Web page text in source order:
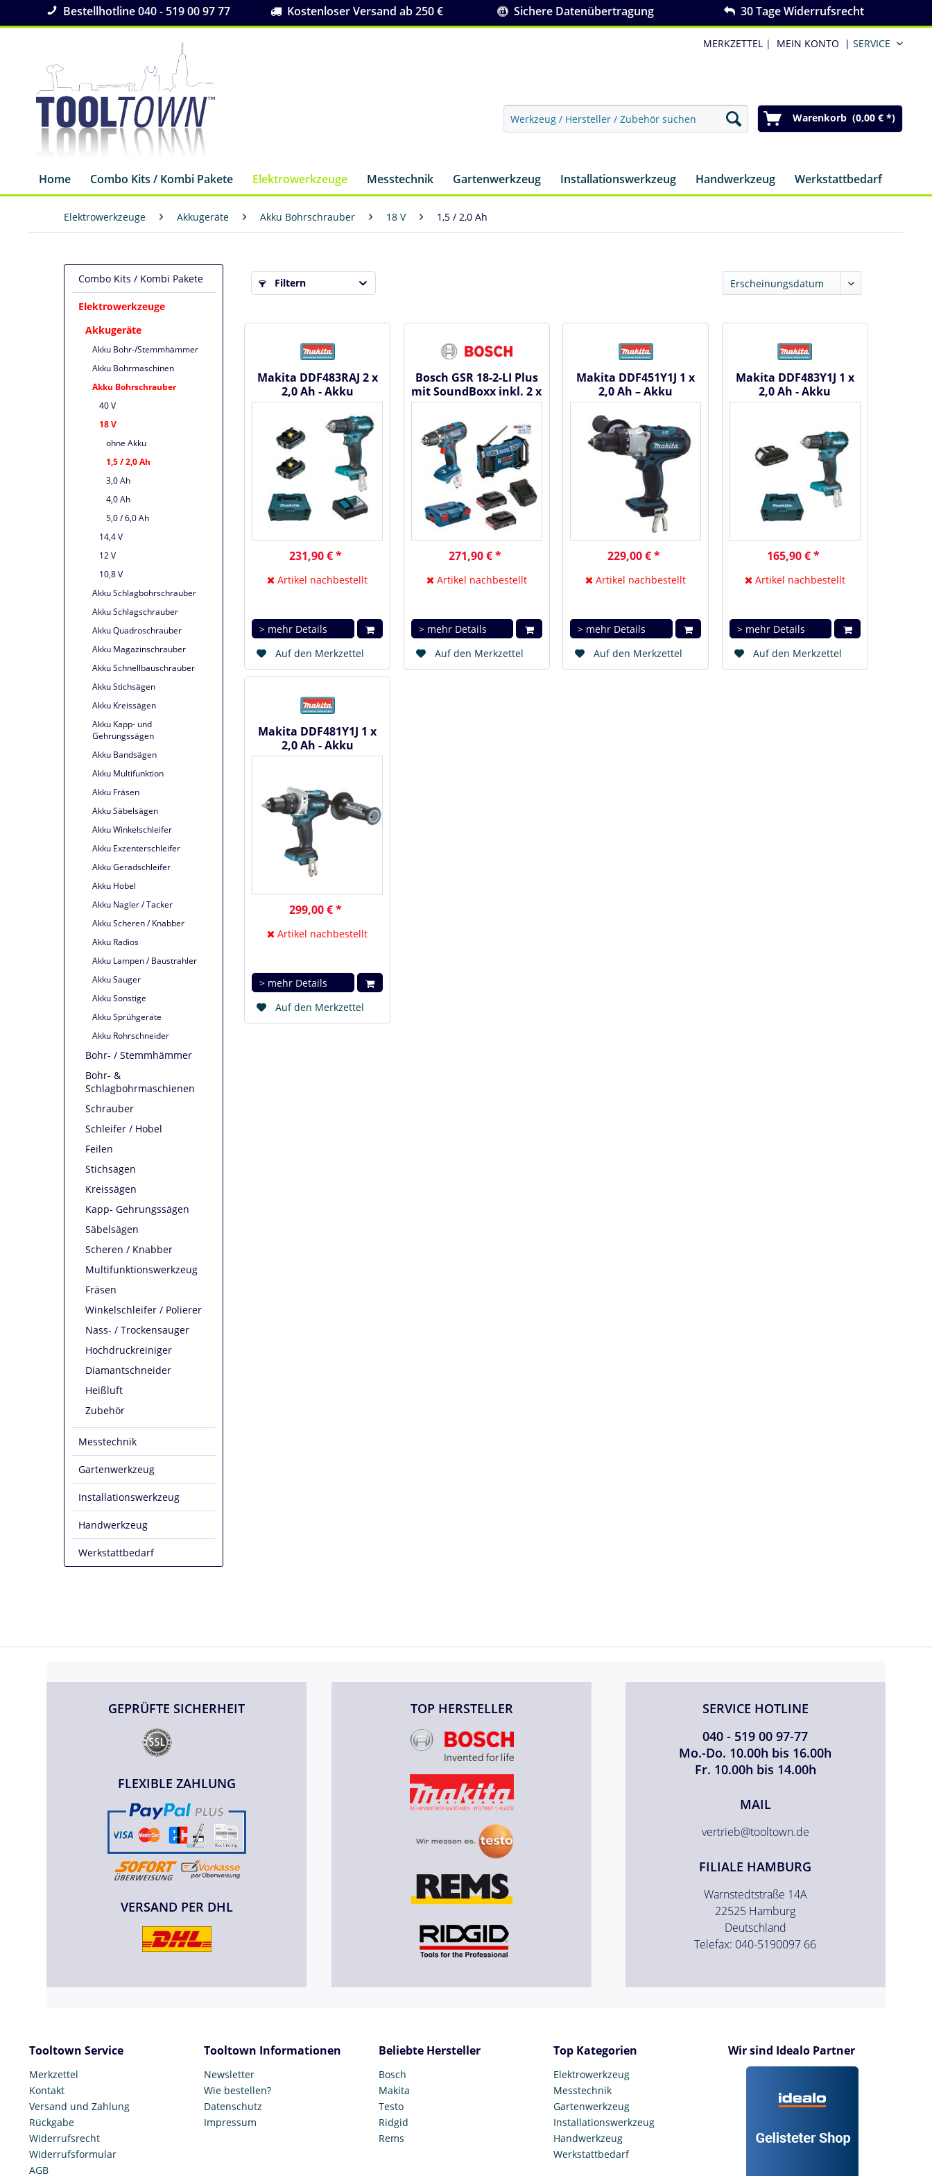
Bestellhotline 040 - 519 00 97 77 Kostenloser Versand ab 250 € Sichere Datenübertragung 30 Tage Widerrufsrecht
MERKZETTEL | MEIN KONTO | SERVICE
Warenkorb (0,00 € *)
Home Combo Kits / Kombi Pakete Elektrowerkzeuge Messtechnik Gartenwerkzeug Installationswerkzeug Handwerkzeug Werkstattbedarf
Elektrowerkzeuge Akkugeräte Akku Bohrschrauber 18 V 1,5 / 2,0 Ah
Combo Kits / Kombi Pakete
Elektrowerkzeuge
Akkugeräte
Akku Bohr-/Stemmhämmer
Akku Bohrmaschinen
Akku Bohrschrauber
40 V
18 V
ohne Akku
1,5 / 2,0 Ah
3,0 Ah
4,0 Ah
5,0 / 6,0 Ah
14,4 V
12 V
10,8 V
Akku Schlagbohrschrauber
Akku Schlagschrauber
Akku Quadroschrauber
Akku Magazinschrauber
Akku Schnellbauschrauber
Akku Stichsägen
Akku Kreissägen
Akku Kapp- und
Gehrungssägen
Akku Bandsägen
Akku Multifunktion
Akku Fräsen
Akku Säbelsägen
Akku Winkelschleifer
Akku Exzenterschleifer
Akku Geradschleifer
Akku Hobel
Akku Nagler / Tacker
Akku Scheren / Knabber
Akku Radios
Akku Lampen / Baustrahler
Akku Sauger
Akku Sonstige
Akku Sprühgeräte
Akku Rohrschneider
Bohr- / Stemmhämmer
Bohr- &
Schlagbohrmaschienen
Schrauber
Schleifer / Hobel
Feilen
Stichsägen
Kreissägen
Kapp- Gehrungssägen
Säbelsägen
Scheren / Knabber
Multifunktionswerkzeug
Fräsen
Winkelschleifer / Polierer
Nass- / Trockensauger
Hochdruckreiniger
Diamantschneider
Heißluft
Zubehör
Messtechnik
Gartenwerkzeug
Installationswerkzeug
Handwerkzeug
Werkstattbedarf
Filtern
Makita DDF483RAJ 2 x
2,0 Ah - Akku
Bohrschrauber 18 V
231,90 € *
Artikel nachbestellt
> mehr Details
Auf den Merkzettel
Bosch GSR 18-2-LI Plus
mit SoundBoxx inkl. 2 x
2,0 Ah + AL1820 in...
271,90 € *
Artikel nachbestellt
> mehr Details
Auf den Merkzettel
Makita DDF451Y1J 1 x
2,0 Ah – Akku
Bohrschrauber 18 V
229,00 € *
Artikel nachbestellt
> mehr Details
Auf den Merkzettel
Makita DDF483Y1J 1 x
2,0 Ah - Akku
Bohrschrauber 18 V
165,90 € *
Artikel nachbestellt
> mehr Details
Auf den Merkzettel
Makita DDF481Y1J 1 x
2,0 Ah - Akku
Bohrschrauber 18 V
299,00 € *
Artikel nachbestellt
> mehr Details
Auf den Merkzettel
GEPRÜFTE SICHERHEIT
FLEXIBLE ZAHLUNG
VERSAND PER DHL
TOP HERSTELLER
SERVICE HOTLINE
040 - 519 00 97-77
Mo.-Do. 10.00h bis 16.00h
Fr. 10.00h bis 14.00h
MAIL
vertrieb@tooltown.de
FILIALE HAMBURG
Warnstedtstraße 14A
22525 Hamburg
Deutschland
Telefax: 040-5190097 66
Tooltown Service
Merkzettel
Kontakt
Versand und Zahlung
Rückgabe
Widerrufsrecht
Widerrufsformular
AGB
Tooltown Informationen
Newsletter
Wie bestellen?
Datenschutz
Impressum
Beliebte Hersteller
Bosch
Makita
Testo
Ridgid
Rems
Top Kategorien
Elektrowerkzeug
Messtechnik
Gartenwerkzeug
Installationswerkzeug
Handwerkzeug
Werkstattbedarf
Wir sind Idealo Partner